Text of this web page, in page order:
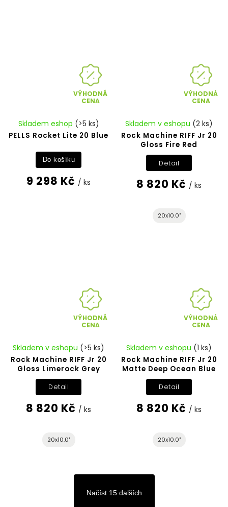
VÝHODNÁ
CENA
PELLS Rocket Lite 20 Blue
Skladem eshop (>5 ks)
9 298 Kč / ks
Do košíku
VÝHODNÁ
CENA
Rock Machine RIFF Jr 20
Gloss Fire Red
Skladem v eshopu (2 ks)
8 820 Kč / ks
Detail
20x10.0"
VÝHODNÁ
CENA
Rock Machine RIFF Jr 20
Gloss Limerock Grey
Skladem v eshopu (>5 ks)
8 820 Kč / ks
Detail
20x10.0"
VÝHODNÁ
CENA
Rock Machine RIFF Jr 20
Matte Deep Ocean Blue
Skladem v eshopu (1 ks)
8 820 Kč / ks
Detail
20x10.0"
Načíst 15 dalších